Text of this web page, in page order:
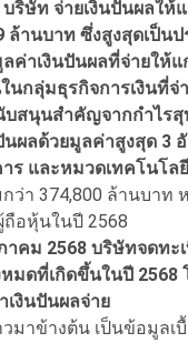
ริษัท จ่ายเงินปันผลใ
ล้านบาท ซึ่งสูงสุดเป็น
ค่าเงินปันผลที่จ่ายให้
กลุ่มธุรกิจการเงินที่
บสนุนสำคัญจากกำไร
ผลด้วยมูลค่าสูงสุด 3
และหมวดเทคโนโล
ว่า 374,800 ล้านบาท
อหุ้นในปี 2568
ม 2568 บริษัทจดทะเ
มดที่เกิดขึ้นในปี
งินปันผลจ่าย
มาข้างต้น เป็นข้อมูล